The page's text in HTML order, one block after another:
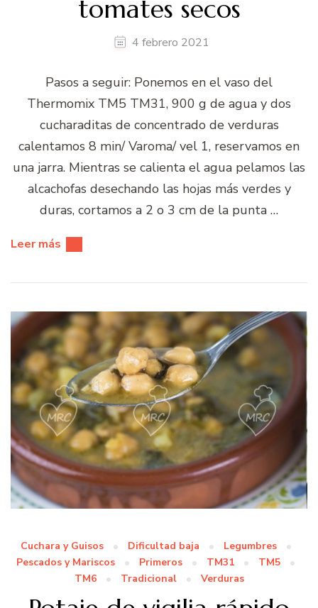
tomates secos
4 febrero 2021
Pasos a seguir: Ponemos en el vaso del
Thermomix TM5 TM31, 900 g de agua y dos
cucharaditas de concentrado de verduras
calentamos 8 min/ Varoma/ vel 1, reservamos en
una jarra. Mientras se calienta el agua pelamos las
alcachofas desechando las hojas más verdes y
duras, cortamos a 2 o 3 cm de la punta …
Leer más
Cuchara y Guisos Dificultad baja
Legumbres
Pescados y Mariscos
Primeros TM31
TM5
TM6
Tradicional Verduras